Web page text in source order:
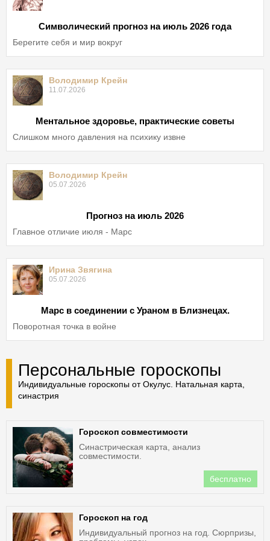
Символический прогноз на июль 2026 года
Берегите себя и мир вокруг
Володимир Крейн
11.07.2026
Ментальное здоровье, практические советы
Слишком много давления на психику извне
Володимир Крейн
05.07.2026
Прогноз на июль 2026
Главное отличие июля - Марс
Ирина Звягина
05.07.2026
Марс в соединении с Ураном в Близнецах.
Поворотная точка в войне
Персональные гороскопы
Индивидуальные гороскопы от Окулус. Натальная карта,
синастрия
Гороскоп совместимости
Синастрическая карта, анализ
совместимости.
бесплатно
Гороскоп на год
Индивидуальный прогноз на год. Сюрпризы,